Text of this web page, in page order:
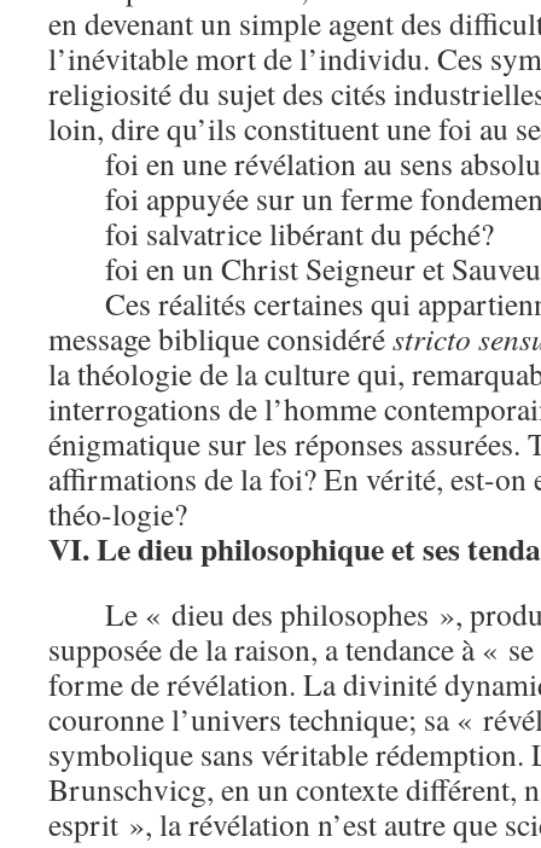
en devenant un simple agent des
l’inévitable mort de l’individu. Ces
religiosité du sujet des cités
loin, dire qu’ils constituent une foi au
foi en une révélation au sens
foi appuyée sur un ferme
foi salvatrice libérant du péché?
foi en un Christ Seigneur et
Ces réalités certaines qui
message biblique considéréstricto
la théologie de la culture qui,
interrogations de l’homme
énigmatique sur les réponses
affirmations de la foi? En vérité, est-on
théo-logie?
VI. Le dieu philosophique et ses
Le « dieu des philosophes »,
supposée de la raison, a tendance à «
forme de révélation. La divinité
couronne l’univers technique; sa «
symbolique sans véritable rédemption.
Brunschvicg, en un contexte différent,
esprit », la révélation n’est autre que